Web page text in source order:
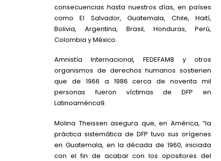
consecuencias hasta nuestros días, en países
como El Salvador, Guatemala, Chile, Haití,
Bolivia, Argentina, Brasil, Honduras, Perú,
Colombia y México.
Amnistía Internacional, FEDEFAM8 y otros
organismos de derechos humanos sostienen
que de 1966 a 1986 cerca de noventa mil
personas fueron víctimas de DFP en
Latinoamérica9.
Molina Theissen asegura que, en América, “la
práctica sistemática de DFP tuvo sus orígenes
en Guatemala, en la década de 1960, iniciada
con el fin de acabar con los opositores del